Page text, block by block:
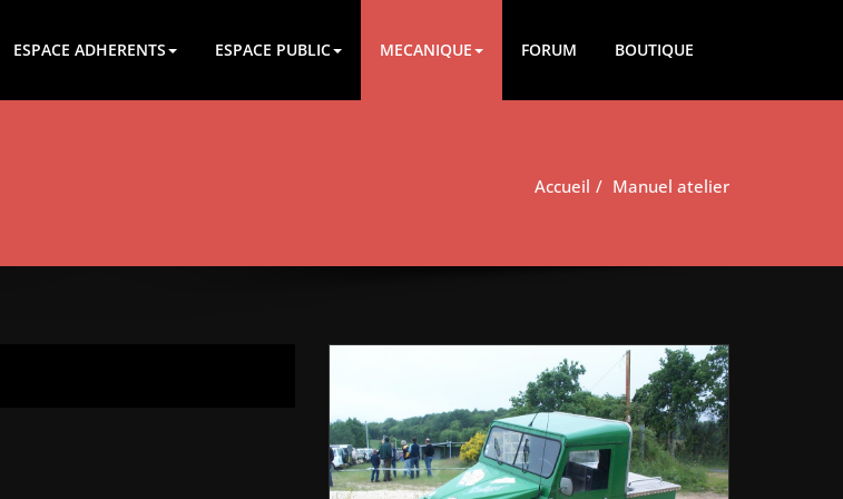
ESPACE ADHERENTS ESPACE PUBLIC MECANIQUE FORUM BOUTIQUE
Accueil Manuel atelier